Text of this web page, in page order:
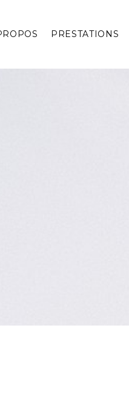
PRESTATIONS